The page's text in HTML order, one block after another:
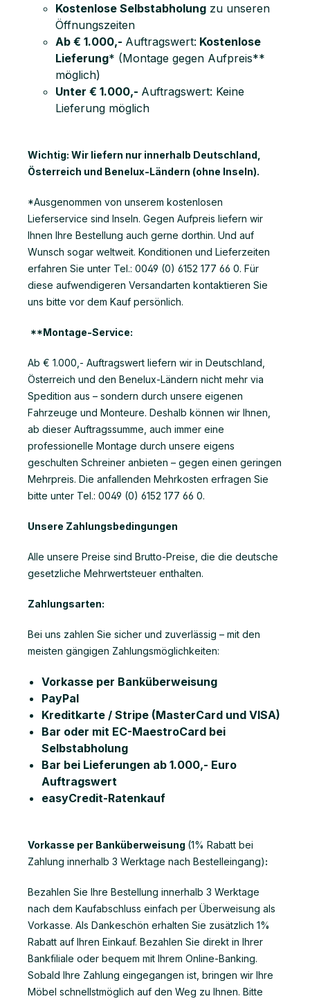
Kostenlose Selbstabholung zu unseren
Öffnungszeiten
Ab € 1.000,- Auftragswert: Kostenlose
Lieferung* (Montage gegen Aufpreis**
möglich)
Unter € 1.000,- Auftragswert: Keine
Lieferung möglich
Wichtig: Wir liefern nur innerhalb Deutschland,
Österreich und Benelux-Ländern (ohne Inseln).
*Ausgenommen von unserem kostenlosen
Lieferservice sind Inseln. Gegen Aufpreis liefern wir
Ihnen Ihre Bestellung auch gerne dorthin. Und auf
Wunsch sogar weltweit. Konditionen und Lieferzeiten
erfahren Sie unter Tel.: 0049 (0) 6152 177 66 0. Für
diese aufwendigeren Versandarten kontaktieren Sie
uns bitte vor dem Kauf persönlich.
**Montage-Service:
Ab € 1.000,- Auftragswert liefern wir in Deutschland,
Österreich und den Benelux-Ländern nicht mehr via
Spedition aus – sondern durch unsere eigenen
Fahrzeuge und Monteure. Deshalb können wir Ihnen,
ab dieser Auftragssumme, auch immer eine
professionelle Montage durch unsere eigens
geschulten Schreiner anbieten – gegen einen geringen
Mehrpreis. Die anfallenden Mehrkosten erfragen Sie
bitte unter Tel.: 0049 (0) 6152 177 66 0.
Unsere Zahlungsbedingungen
Alle unsere Preise sind Brutto-Preise, die die deutsche
gesetzliche Mehrwertsteuer enthalten.
Zahlungsarten:
Bei uns zahlen Sie sicher und zuverlässig – mit den
meisten gängigen Zahlungsmöglichkeiten:
Vorkasse per Banküberweisung
PayPal
Kreditkarte / Stripe (MasterCard und VISA)
Bar oder mit EC-MaestroCard bei
Selbstabholung
Bar bei Lieferungen ab 1.000,- Euro
Auftragswert
easyCredit-Ratenkauf
Vorkasse per Banküberweisung (1% Rabatt bei
Zahlung innerhalb 3 Werktage nach Bestelleingang):
Bezahlen Sie Ihre Bestellung innerhalb 3 Werktage
nach dem Kaufabschluss einfach per Überweisung als
Vorkasse. Als Dankeschön erhalten Sie zusätzlich 1%
Rabatt auf Ihren Einkauf. Bezahlen Sie direkt in Ihrer
Bankfiliale oder bequem mit Ihrem Online-Banking.
Sobald Ihre Zahlung eingegangen ist, bringen wir Ihre
Möbel schnellstmöglich auf den Weg zu Ihnen. Bitte